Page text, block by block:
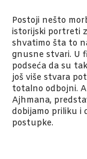
Postoji nešto
istorijski portreti
shvatimo šta to
gnusne stvari. U
podseća da su
još više stvara
totalno odbojni.
Ajhmana,
dobijamo priliku i
postupke.